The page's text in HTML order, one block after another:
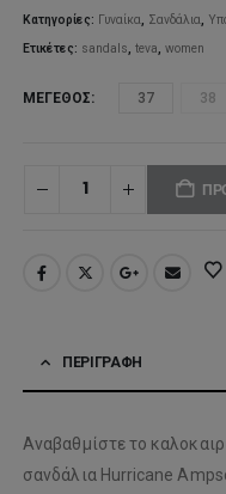
Κατηγορίες: Γυναίκα, Σανδάλια,
Ετικέτες: sandals,teva,women
ΜΈΓΕΘΟΣ 37 38
ΠΕΡΙΓΡΑΦΉ
Αναβαθμίστε το
σανδάλια Hurricane